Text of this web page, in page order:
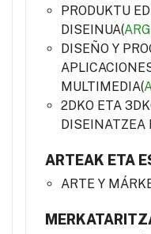
PRODUKTU
DISEINUA(
DISEÑO Y
MULTIMEDIA(
2DKO ETA
DISEINATZEA
ARTEAK ETA
ARTE Y